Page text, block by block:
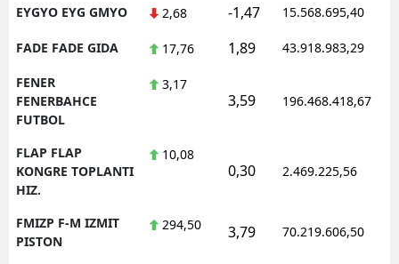
EYGYO EYG GMYO 2,68 -1,47 15.568.695,40
FADE FADE GIDA 17,76 1,89 43.918.983,29
FENER
FENERBAHCE
FUTBOL
3,17
3,59 196.468.418,67
FLAP FLAP
KONGRE TOPLANTI
HIZ.
10,08
0,30 2.469.225,56
FMIZP F-M IZMIT
PISTON
294,50 3,79 70.219.606,50